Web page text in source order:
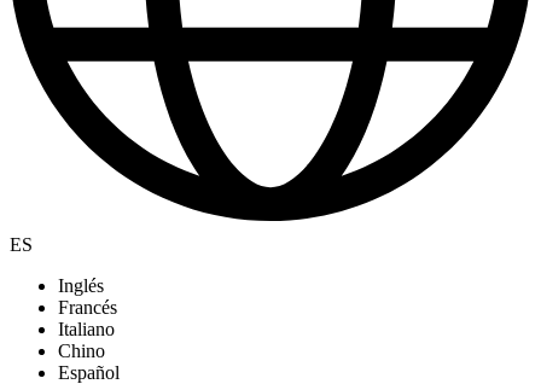
ES
Inglés
Francés
Italiano
Chino
Español